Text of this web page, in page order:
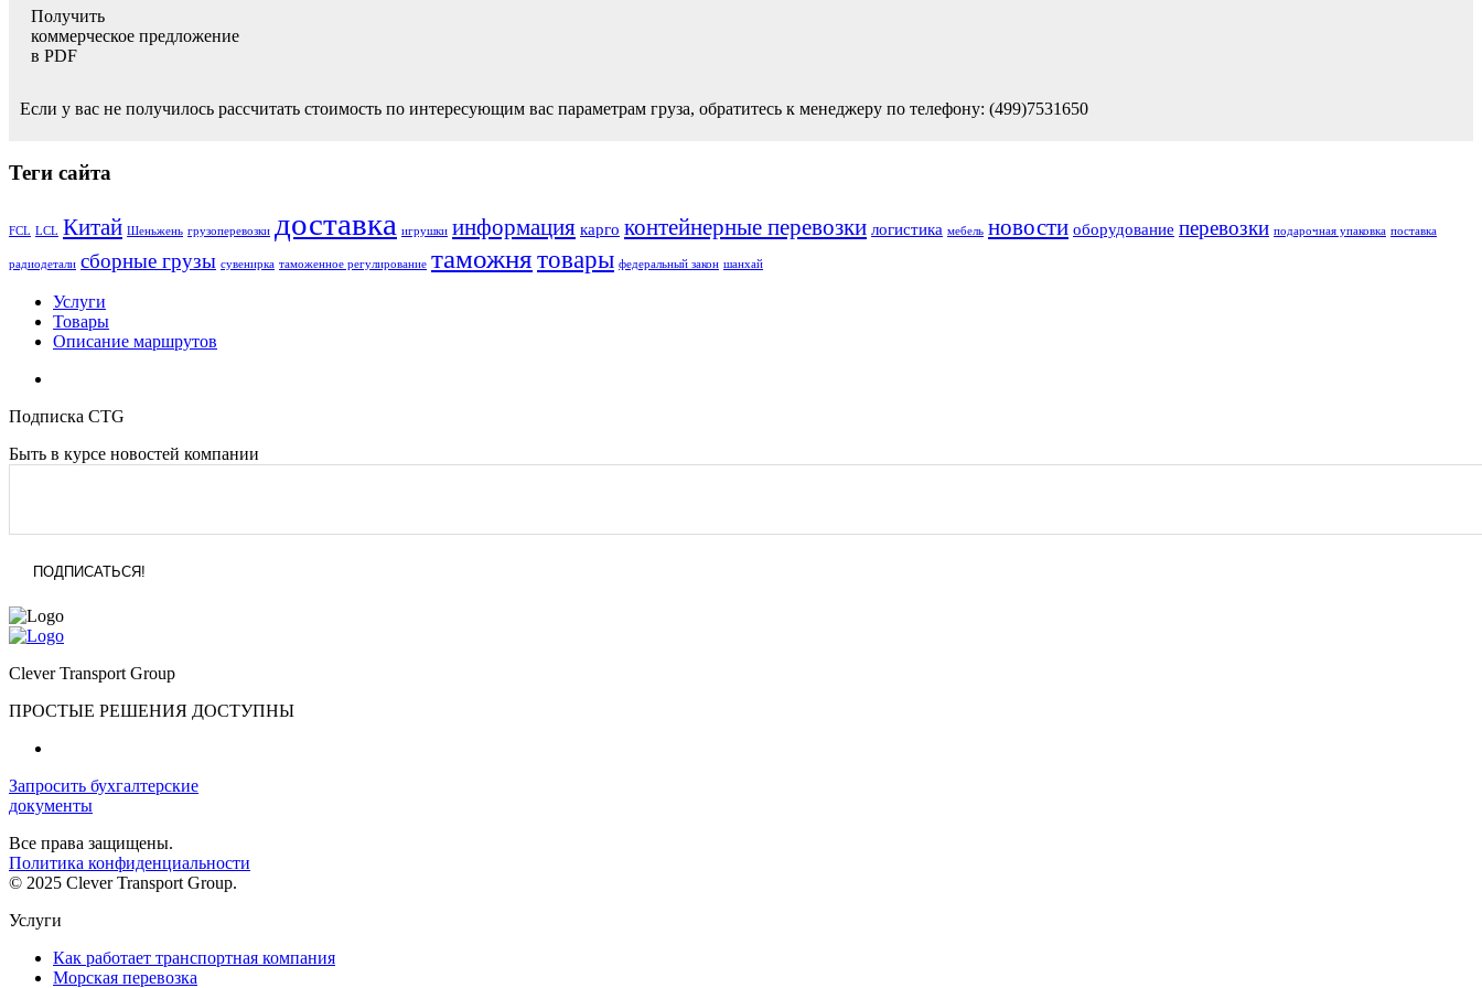
Получить
коммерческое предложение
в PDF
Если у вас не получилось рассчитать стоимость по интересующим вас параметрам груза, обратитесь к менеджеру по телефону: (499)7531650
Теги сайта
FCL LCL Китай Шеньжень грузоперевозки доставка игрушки информация карго контейнерные перевозки логистика мебель новости оборудование перевозки подарочная упаковка поставка
радиодетали сборные грузы сувенирка таможенное регулирование таможнятовары федеральный закон шанхай
Услуги
Товары
Описание маршрутов
Подписка CTG
Быть в курсе новостей компании
Clever Transport Group
ПРОСТЫЕ РЕШЕНИЯ ДОСТУПНЫ
Запросить бухгалтерские
документы
Все права защищены.
Политика конфиденциальности
© 2025 Clever Transport Group.
Услуги
Как работает транспортная компания
Морская перевозка